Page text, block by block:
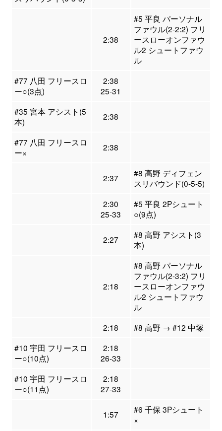
2:38
#5 平良 パーソナル
ファウル(2-2:2) フリ
ースローオンファウ
ル2 シュートファウ
ル
#77 八田 フリースロ
ー○(3点)
2:38
25-31
#35 宮本 アシスト(5
本)
2:38
#77 八田 フリースロ
ー×
2:38
2:37
#8 高野 ディフェン
スリバウンド(0-5-5)
2:30
25-33
#5 平良 2Pシュート
○(9点)
2:27
#8 高野 アシスト(3
本)
2:18
#8 高野 パーソナル
ファウル(2-3:2) フリ
ースローオンファウ
ル2 シュートファウ
ル
2:18
#8 高野 → #12 中塚
#10 宇田 フリースロ
ー○(10点)
2:18
26-33
#10 宇田 フリースロ
ー○(11点)
2:18
27-33
1:57
#6 千保 3Pシュート
×